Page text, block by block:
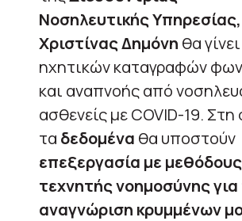
Νοσηλευτικής
Χριστίνας Δημόνη θα
ηχητικών καταγραφών
και αναπνοής από
ασθενείς με COVID-19. Στη
τα δεδομένα θα υποστούν
επεξεργασία με μεθόδους
τεχνητής νοημοσύνης για
αναγνώριση κρυμμένων